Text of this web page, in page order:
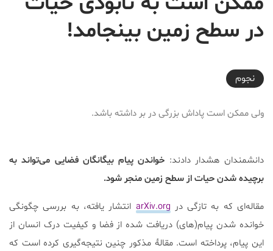
در سطح زمین بینجامد!
2018-02-17T13:00:57+03:30
نجوم
ولی ممکن است پاداش بزرگی در بر داشته باشد.
دانشمندان هشدار دادند: خواندن پیام بیگانگان فضایی می‌تواند به
برچیده شدن حیات از سطح زمین منجر شود.
مقاله‌ای که به تازگی در arXiv.org انتشار یافته، به بررسی چگونگی
خوانده شدن پیام(های) دریافت شده از فضا و کیفیت درک انسان از
این پیام، پرداخته است. مقالۀ مذکور چنین نتیجه‌گیری کرده است که